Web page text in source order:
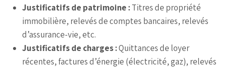
Justificatifs de patrimoine :Titres de propriété
immobilière, relevés de comptes bancaires, relevés
d’assurance-vie, etc.
Justificatifs de charges :Quittances de loyer
récentes, factures d’énergie (électricité, gaz), relevés